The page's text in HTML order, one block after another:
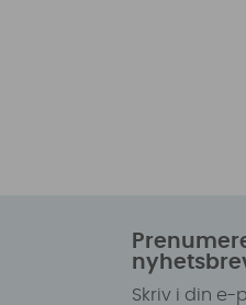
Skriv i din e-